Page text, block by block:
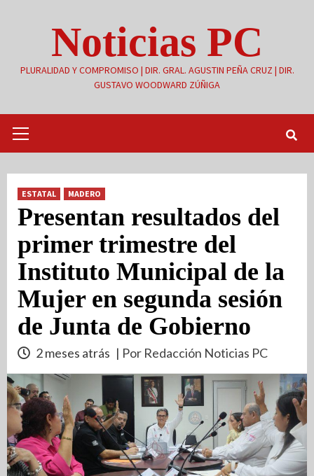
Noticias PC
PLURALIDAD Y COMPROMISO | DIR. GRAL. AGUSTIN PEÑA CRUZ | DIR.
GUSTAVO WOODWARD ZÚÑIGA
primario
ESTATAL MADERO
Presentan resultados del
primer trimestre del
Instituto Municipal de la
Mujer en segunda sesión
de Junta de Gobierno
2 meses atrás | Por Redacción Noticias PC